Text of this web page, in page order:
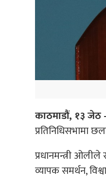
काठमाडौं, १३ जेठ
प्रतिनिधिसभामा
प्रधानमन्त्री ओलीले
व्यापक समर्थन,